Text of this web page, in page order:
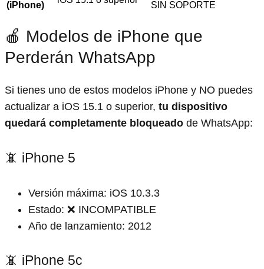
(iPhone) SIN SOPORTE
🍎 Modelos de iPhone que
Perderán WhatsApp
Si tienes uno de estos modelos iPhone y NO puedes
actualizar a iOS 15.1 o superior, tu dispositivo
quedará completamente bloqueado de WhatsApp:
📵 iPhone 5
Versión máxima: iOS 10.3.3
Estado: ❌ INCOMPATIBLE
Año de lanzamiento: 2012
📵 iPhone 5c